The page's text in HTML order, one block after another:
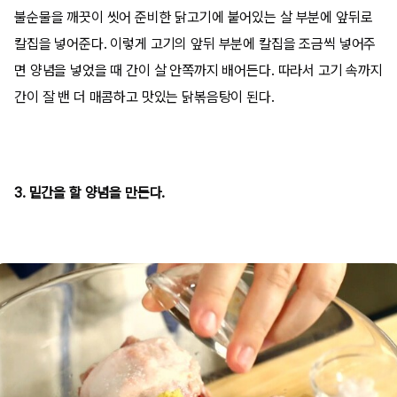
불순물을 깨끗이 씻어 준비한 닭고기에 붙어있는 살 부분에 앞뒤로
칼집을 넣어준다. 이렇게 고기의 앞뒤 부분에 칼집을 조금씩 넣어주
면 양념을 넣었을 때 간이 살 안쪽까지 배어든다. 따라서 고기 속까지
간이 잘 밴 더 매콤하고 맛있는 닭볶음탕이 된다.
3. 밑간을 할 양념을 만든다.